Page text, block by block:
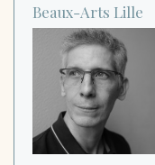
Beaux-Arts Lille